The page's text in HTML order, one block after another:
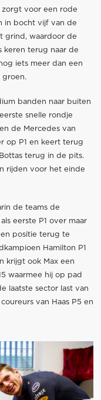
zorgt voor een rode
in bocht vijf van de
grind, waardoor de
keren terug naar de
iets meer dan een
groen.
banden naar buiten
snelle rondje
de Mercedes van
op P1 en keert terug
terug in de pits.
rijden voor het einde
de teams de
eerste P1 over maar
positie terug te
Hamilton P1
krijgt ook Max een
waarmee hij op pad
laatste sector last van
van Haas P5 en